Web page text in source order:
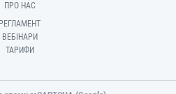
ПРО НАС
РЕГЛАМЕНТ
ВЕБІНАРИ
ТАРИФИ